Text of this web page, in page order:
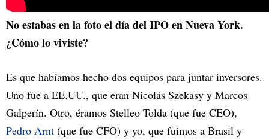
No estabas en la foto el día del IPO en Nueva York.
¿Cómo lo viviste?
Es que habíamos hecho dos equipos para juntar inversores.
Uno fue a EE.UU., que eran Nicolás Szekasy y Marcos
Galperín. Otro, éramos Stelleo Tolda (que fue CEO),
Pedro Arnt (que fue CFO) y yo, que fuimos a Brasil y